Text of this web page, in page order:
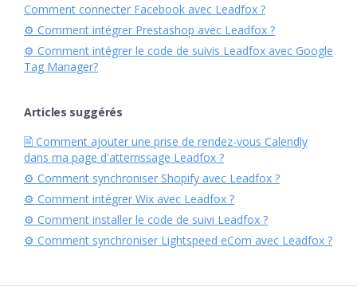
Comment connecter Facebook avec Leadfox ?
⚙︎ Comment intégrer Prestashop avec Leadfox ?
⚙︎ Comment intégrer le code de suivis Leadfox avec Google
Tag Manager?
Articles suggérés
🗎 Comment ajouter une prise de rendez-vous Calendly
dans ma page d'atterrissage Leadfox ?
⚙︎ Comment synchroniser Shopify avec Leadfox ?
⚙︎ Comment intégrer Wix avec Leadfox ?
⚙︎ Comment installer le code de suivi Leadfox ?
⚙︎ Comment synchroniser Lightspeed eCom avec Leadfox ?